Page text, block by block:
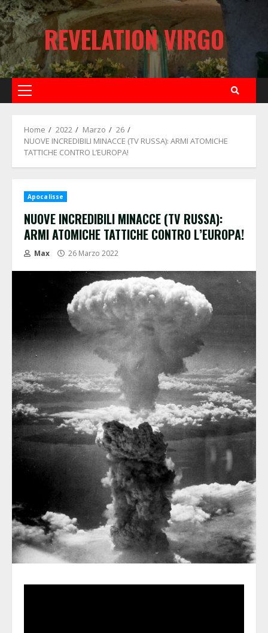
Skip
to
content
REVELATION VIRGO
Primary
Home 2022 Marzo
26
NUOVE INCREDIBILI MINACCE (TV RUSSA): ARMI ATOMICHE
TATTICHE CONTRO L’EUROPA!
Apocalisse
NUOVE INCREDIBILI MINACCE (TV RUSSA):
ARMI ATOMICHE TATTICHE CONTRO L’EUROPA!
Max 26 Marzo 2022